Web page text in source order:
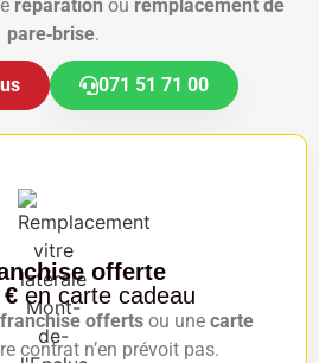
réparation ou remplacement de
pare‑brise.
071 51 71 00
offerte
€ en carte cadeau
franchise offerts ou une carte
contrat n’en prévoit pas.